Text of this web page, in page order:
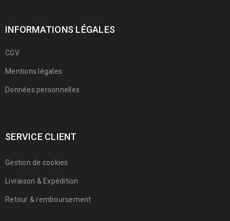
INFORMATIONS LÉGALES
CGV
Mentions légales
Données personnelles
SERVICE CLIENT
Gestion de cookies
Livraison & Expédition
Retour & remboursement